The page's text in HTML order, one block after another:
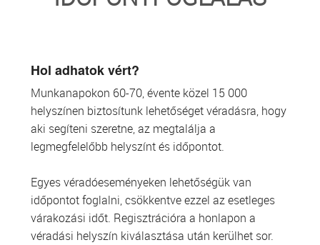
ŐSSEJT DONÁCIÓ
VÁRÓLISTÁK
Hol adhatok vért?
Munkanapokon 60-70, évente közel 15 000
helyszínen biztosítunk lehetőséget véradásra, hogy
aki segíteni szeretne, az megtalálja a
legmegfelelőbb helyszínt és időpontot.
Egyes véradóeseményeken lehetőségük van
időpontot foglalni, csökkentve ezzel az esetleges
várakozási időt. Regisztrációra a honlapon a
véradási helyszín kiválasztása után kerülhet sor.